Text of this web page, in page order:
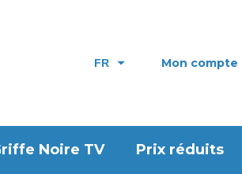
FR Mon compte
Noire TV Prix réduits